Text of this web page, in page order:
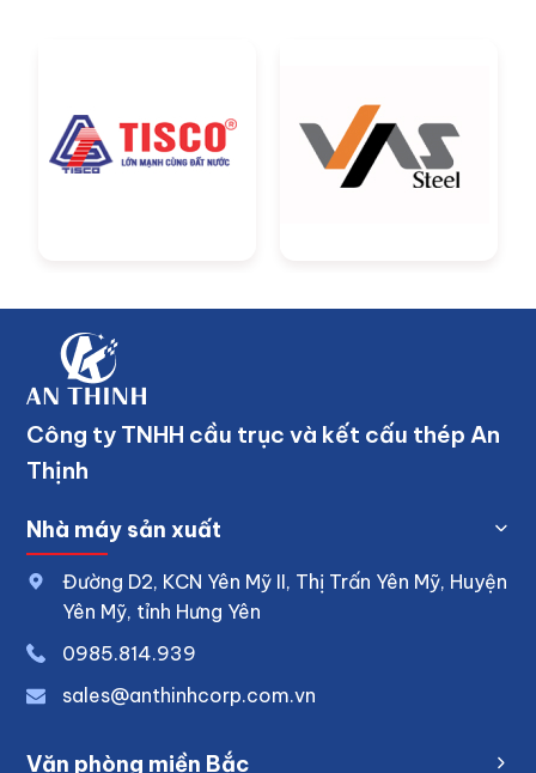
Công ty TNHH cầu trục và kết cấu thép An
Thịnh
Nhà máy sản xuất
Đường D2, KCN Yên Mỹ II, Thị Trấn Yên Mỹ, Huyện
Yên Mỹ, tỉnh Hưng Yên
0985.814.939
sales@anthinhcorp.com.vn
Văn phòng miền Bắc